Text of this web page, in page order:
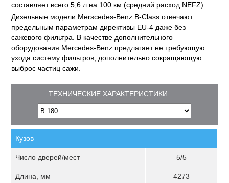
составляет всего 5,6 л на 100 км (средний расход NEFZ).
Дизельные модели Merscedes-Benz В-Class отвечают
предельным параметрам директивы EU-4 даже без
сажевого фильтра. В качестве дополнительного
оборудования Mercedes-Benz предлагает не требующую
ухода систему фильтров, дополнительно сокращающую
выброс частиц сажи.
ТЕХНИЧЕСКИЕ ХАРАКТЕРИСТИКИ:
Кузов
Число дверей/мест 5/5
Длина, мм 4273